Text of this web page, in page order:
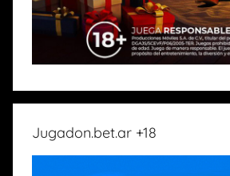
Jugadon.bet.ar +18